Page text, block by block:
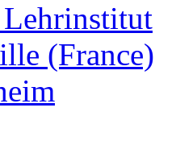
(France)